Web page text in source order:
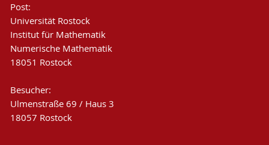
Post:
Universität Rostock
Institut für Mathematik
Numerische Mathematik
18051 Rostock
Besucher:
Ulmenstraße 69 / Haus 3
18057 Rostock